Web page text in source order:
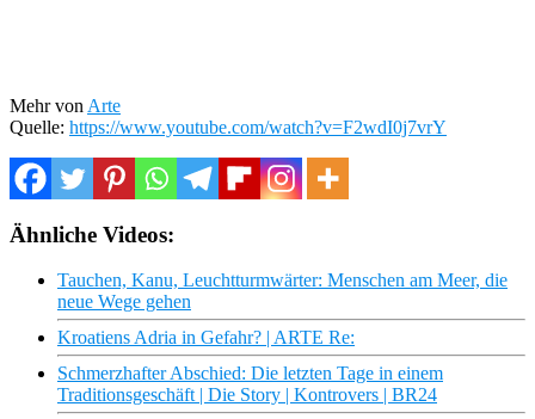
Mehr von Arte
Quelle: https://www.youtube.com/watch?v=F2wdI0j7vrY
Ähnliche Videos:
Tauchen, Kanu, Leuchtturmwärter: Menschen am Meer, die
neue Wege gehen
Kroatiens Adria in Gefahr? | ARTE Re:
Schmerzhafter Abschied: Die letzten Tage in einem
Traditionsgeschäft | Die Story | Kontrovers | BR24